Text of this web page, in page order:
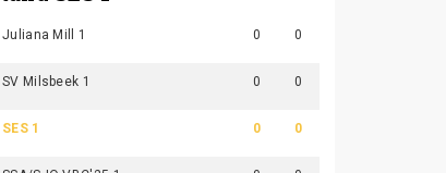
Juliana Mill 1 0 0
SV Milsbeek 1 0 0
SES 1 0 0